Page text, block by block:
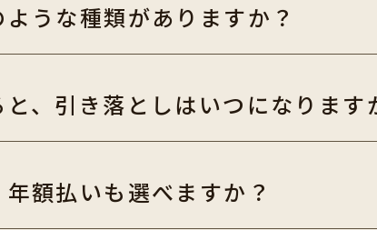
うな種類がありますか？
、引き落としはいつになります
額払いも選べますか？